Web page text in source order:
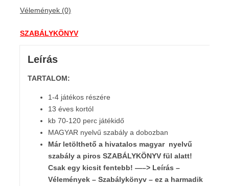
Vélemények (0)
SZABÁLYKÖNYV
Leírás
TARTALOM:
1-4 játékos részére
13 éves kortól
kb 70-120 perc játékidő
MAGYAR nyelvű szabály a dobozban
Már letölthető a hivatalos magyar nyelvű
szabálya piros SZABÁLYKÖNYV fül alatt!
Csak egy kicsit fentebb! —–> Leírás –
Vélemények – Szabálykönyv – ez a harmadik